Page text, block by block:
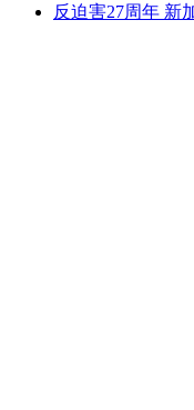
反迫害27周年 新